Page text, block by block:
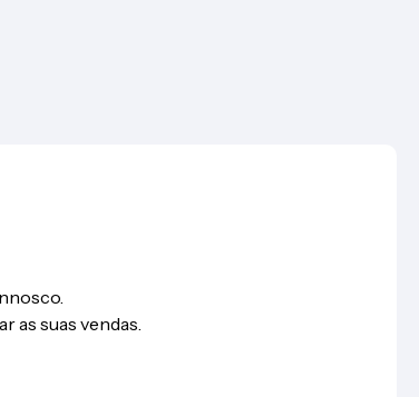
as suas vendas.